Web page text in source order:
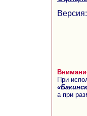
Версия:
При
а при